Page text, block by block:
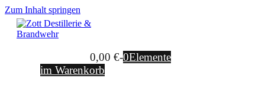
Zum Inhalt springen
0,00 €-0Elemente
im Warenkorb